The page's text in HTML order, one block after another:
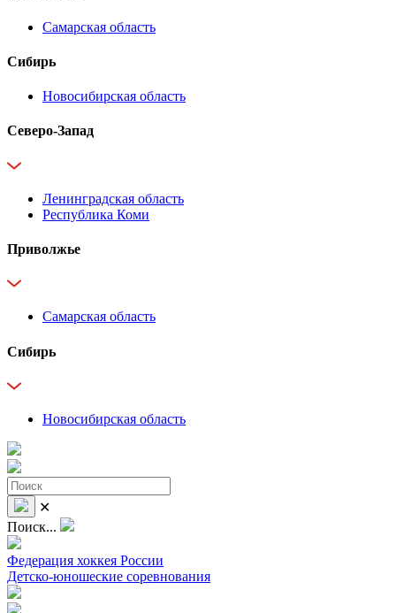
Самарская область
Сибирь
Новосибирская область
Северо-Запад
Ленинградская область
Республика Коми
Приволжье
Самарская область
Сибирь
Новосибирская область
✕
Поиск...
Федерация хоккея России
Детско-юношеские соревнования